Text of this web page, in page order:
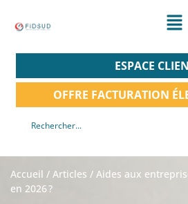
ESPACE
OFFRE FACTURATION
Accueil / Articles / Aides aux
en 2026 ?